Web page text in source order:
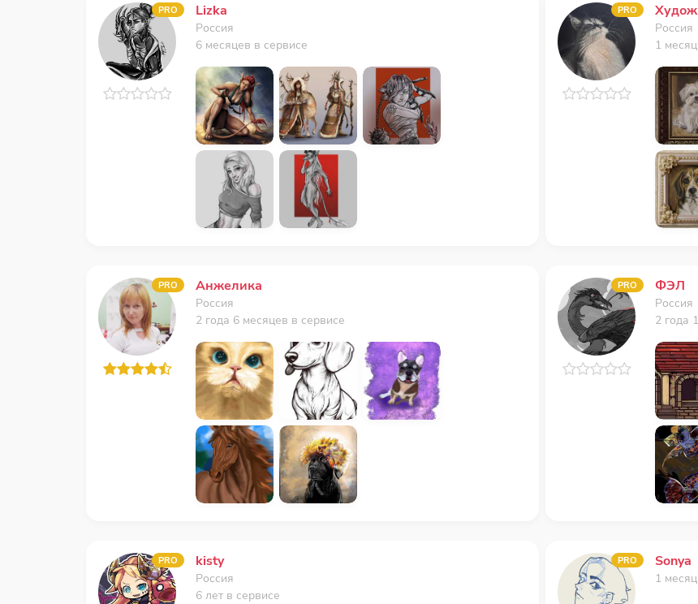
PRO Lizka
Россия
6 месяцев в сервисе
PRO
Россия
1
PRO Анжелика
Россия
2 года 6 месяцев в сервисе
PRO ФЭЛ
Россия
2 года
PRO kisty
Россия
6 лет в сервисе
PRO Sonya
1